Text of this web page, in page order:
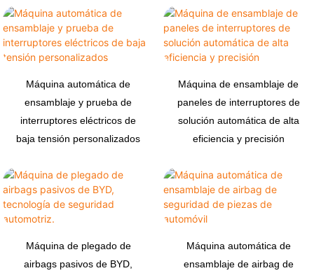
Máquina automática de
ensamblaje y prueba de
interruptores eléctricos de
baja tensión personalizados
Máquina de ensamblaje de
paneles de interruptores de
solución automática de alta
eficiencia y precisión
Máquina de plegado de
airbags pasivos de BYD,
Máquina automática de
ensamblaje de airbag de